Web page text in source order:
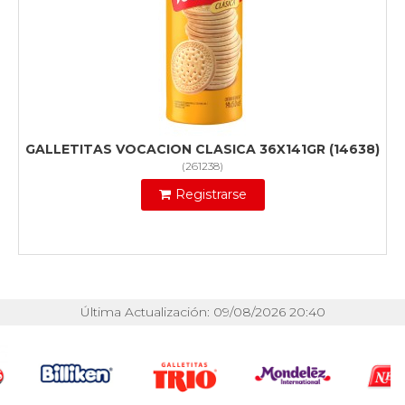
GALLETITAS VOCACION CLASICA 36X141GR (14638)
(261238)
Registrarse
Última Actualización: 09/08/2026 20:40